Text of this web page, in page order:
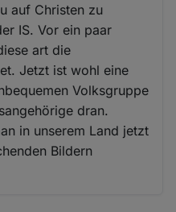
auf Christen zu
IS. Vor ein paar
art die
Jetzt ist wohl eine
Volksgruppe
dran.
in unserem Land jetzt
Bildern